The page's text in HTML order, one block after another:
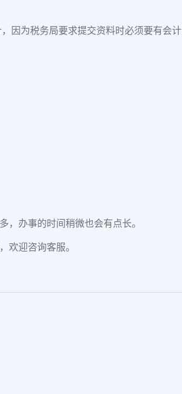
因为税务局要求提交资料时必须要有会
办事的时间稍微也会有点长。
欢迎咨询客服。